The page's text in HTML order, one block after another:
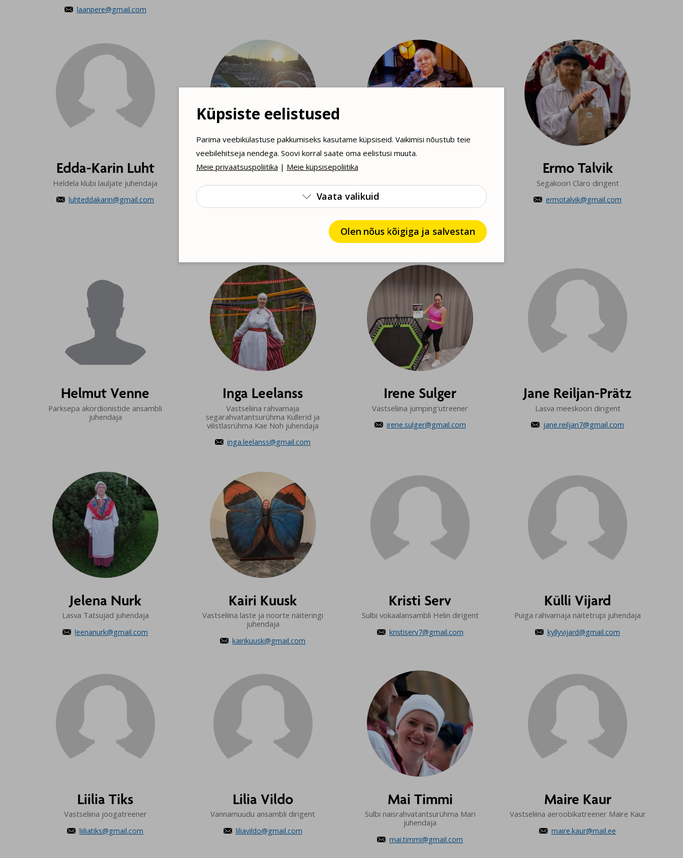
 laanpere@gmail.com
Edda-Karin Luht
Heldela klubi lauljate juhendaja
 luhteddakarin@gmail.com
Elina Sabalisk
(Keerpalu)
segarahvatantsurühma Tuulispääd
Vannamuudu kapelli juhendaja
Ermo Talvik
Segakoori Claro dirigent
 ermotalvik@gmail.com
Helmut Venne
Parksepa akordionistide ansambli
juhendaja
Inga Leelanss
Vastseliina rahvamaja
segarahvatantsurühma Kullerid ja
vilistlasrühma Kae Noh juhendaja
 inga.leelanss@gmail.com
Irene Sulger
Vastseliina jumping'utreener
 irene.sulger@gmail.com
Jane Reiljan-Prätz
Lasva meeskoori dirigent
 jane.reiljan7@gmail.com
Jelena Nurk
Lasva Tatsujad juhendaja
 leenanurk@gmail.com
Kairi Kuusk
Vastseliina laste ja noorte näiteringi
juhendaja
 kairikuusk@gmail.com
Kristi Serv
Sulbi vokaalansambli Helin dirigent
 kristiserv7@gmail.com
Külli Vijard
Puiga rahvamaja näitetrupi juhendaja
 kyllyvijard@gmail.com
Liilia Tiks
Vastseliina joogatreener
 liiliatiks@gmail.com
Lilia Vildo
Vannamuudu ansambli dirigent
 liliavildo@gmail.com
Mai Timmi
Sulbi naisrahvatantsurühma Mari
juhendaja
 mai.timmi@gmail.com
Maire Kaur
Vastseliina aeroobikatreener Maire Kaur
 maire.kaur@mail.ee
Küpsiste eelistused
Parima veebikülastuse pakkumiseks kasutame küpsiseid. Vaikimisi nõustub teie
veebilehitseja nendega. Soovi korral saate oma eelistusi muuta.
Meie privaatsuspoliitika | Meie küpsisepoliitika
 Vaata valikuid
Olen nõus kõigiga ja salvestan